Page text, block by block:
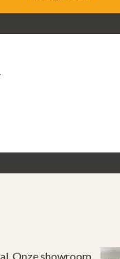
Onze showroom